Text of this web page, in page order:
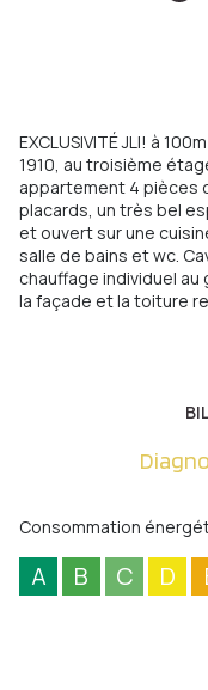
EXCLUSIVITÉ JLI! à
1910, au troisième
appartement 4 pièces
placards, un très bel
et ouvert sur une
salle de bains et wc.
chauffage individuel
la façade et la toiture
Consommation
A B C D